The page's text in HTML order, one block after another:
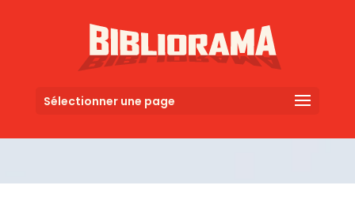
Sélectionner une page